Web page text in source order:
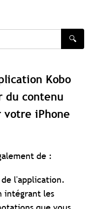
🔍
Kobo
du contenu
votre iPhone
de :
l'application.
intégrant les